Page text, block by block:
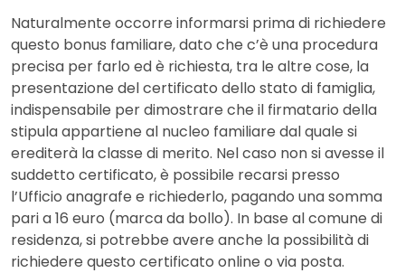
Naturalmente occorre informarsi prima di richiedere
questo bonus familiare, dato che c’è una procedura
precisa per farlo ed è richiesta, tra le altre cose, la
presentazione del certificato dello stato di famiglia,
indispensabile per dimostrare che il firmatario della
stipula appartiene al nucleo familiare dal quale si
erediterà la classe di merito. Nel caso non si avesse il
suddetto certificato, è possibile recarsi presso
l’Ufficio anagrafe e richiederlo, pagando una somma
pari a 16 euro (marca da bollo). In base al comune di
residenza, si potrebbe avere anche la possibilità di
richiedere questo certificato online o via posta.